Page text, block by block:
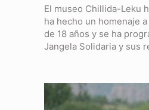
El museo Chillida-Leku
ha hecho un homenaje
de 18 años y se ha
Jangela Solidaria y sus